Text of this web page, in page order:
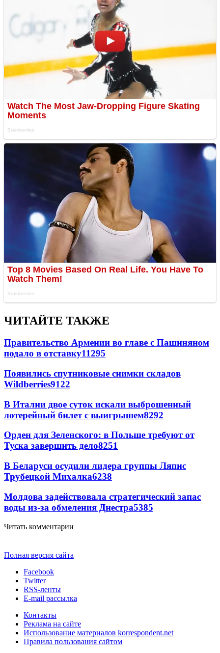
ЧИТАЙТЕ ТАКЖЕ
Правительство Армении во главе с Пашиняном
подало в отставку11295
Появились спутниковые снимки складов
Wildberries9122
В Италии двое суток искали выброшенный
лотерейный билет с выигрышем8292
Орден для Зеленского: в Польше требуют от
Туска завершить дело8251
В Беларуси осудили лидера группы Ляпис
Трубецкой Михалка6238
Молдова задействовала стратегический запас
воды из-за обмеления Днестра5385
Читать комментарии
Полная версия сайта
Facebook
Twitter
RSS-ленты
E-mail рассылка
Контакты
Реклама на сайте
Использование материалов korrespondent.net
Правила пользования сайтом